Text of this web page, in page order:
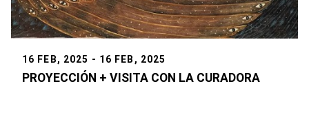
16 FEB, 2025 - 16 FEB, 2025
PROYECCIÓN + VISITA CON LA CURADORA